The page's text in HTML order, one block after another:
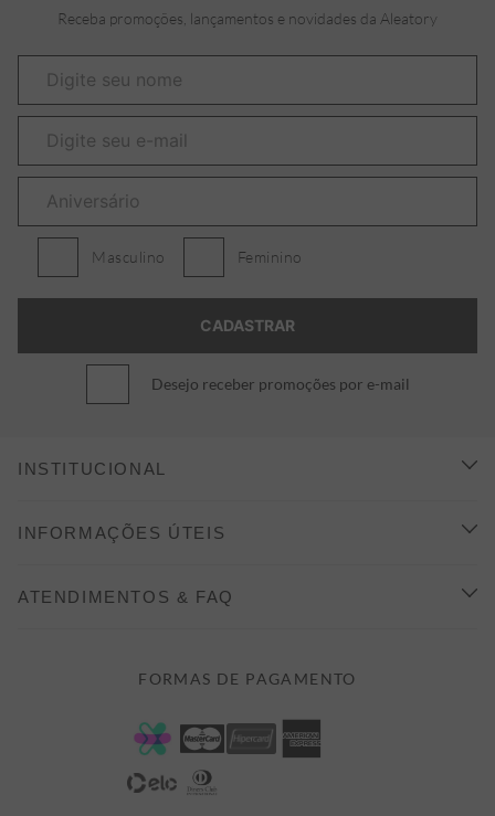
Receba promoções, lançamentos e novidades da Aleatory
Masculino Feminino
Desejo receber promoções por e-mail
INSTITUCIONAL
CONHEÇA A ALEATORY
INFORMAÇÕES ÚTEIS
FORMAS DE PAGAMENTO
POLÍTICA DE PRIVACIDADE
ATENDIMENTOS & FAQ
FORMAS DE PAGAMENTO